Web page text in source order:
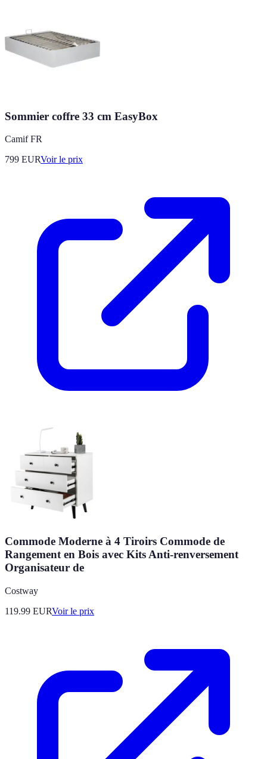
Sommier coffre 33 cm EasyBox
Camif FR
799 EURVoir le prix
Commode Moderne à 4 Tiroirs Commode de
Rangement en Bois avec Kits Anti-renversement
Organisateur de
Costway
119.99 EURVoir le prix